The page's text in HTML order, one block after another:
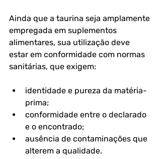
Ainda que a taurina seja amplamente
empregada em suplementos
alimentares, sua utilização deve
estar em conformidade com normas
sanitárias, que exigem:
identidade e pureza da matéria-
prima;
conformidade entre o declarado
e o encontrado;
ausência de contaminações que
alterem a qualidade.